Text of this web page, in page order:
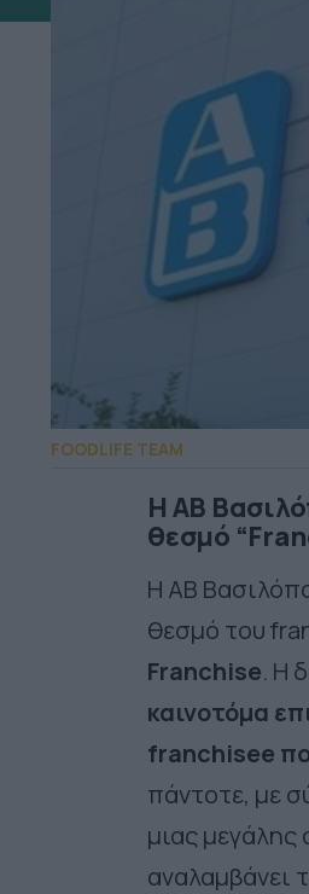
FOODLIFE TEAM
Η ΑΒ
θεσμό
H ΑΒ
θεσμό του
Franchise. Η
καινοτόμα
franchisee
πάντοτε, με
μιας
αναλαμβάνει